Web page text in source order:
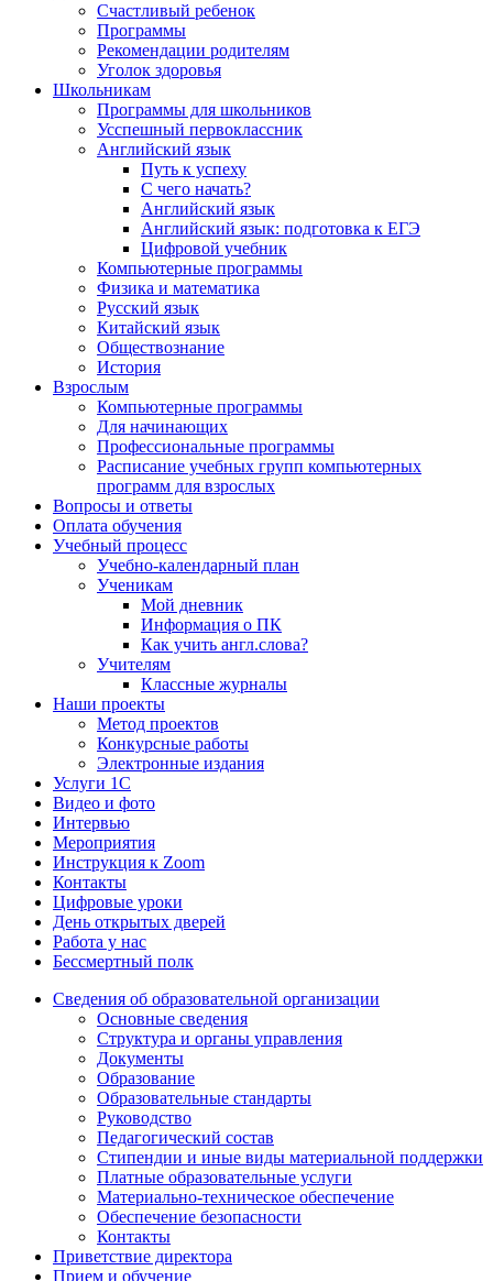
Счастливый ребенок
Программы
Рекомендации родителям
Уголок здоровья
Школьникам
Программы для школьников
Усспешный первоклассник
Английский язык
Путь к успеху
С чего начать?
Английский язык
Английский язык: подготовка к ЕГЭ
Цифровой учебник
Компьютерные программы
Физика и математика
Русский язык
Китайский язык
Обществознание
История
Взрослым
Компьютерные программы
Для начинающих
Профессиональные программы
Расписание учебных групп компьютерных
программ для взрослых
Вопросы и ответы
Оплата обучения
Учебный процесс
Учебно-календарный план
Ученикам
Мой дневник
Информация о ПК
Как учить англ.слова?
Учителям
Классные журналы
Наши проекты
Метод проектов
Конкурсные работы
Электронные издания
Услуги 1C
Видео и фото
Интервью
Мероприятия
Инструкция к Zoom
Контакты
Цифровые уроки
День открытых дверей
Работа у нас
Бессмертный полк
Сведения об образовательной организации
Основные сведения
Структура и органы управления
Документы
Образование
Образовательные стандарты
Руководство
Педагогический состав
Стипендии и иные виды материальной поддержки
Платные образовательные услуги
Материально-техническое обеспечение
Обеспечение безопасности
Контакты
Приветствие директора
Прием и обучение